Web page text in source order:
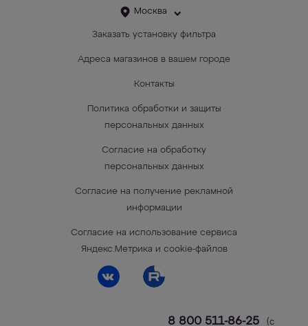
Москва
Заказать установку фильтра
Адреса магазинов в вашем городе
Контакты
Политика обработки и защиты
персональных данных
Согласие на обработку
персональных данных
Согласие на получение рекламной
информации
Согласие на использование сервиса
Яндекс.Метрика и cookie-файлов
8 800 511-86-25 (с